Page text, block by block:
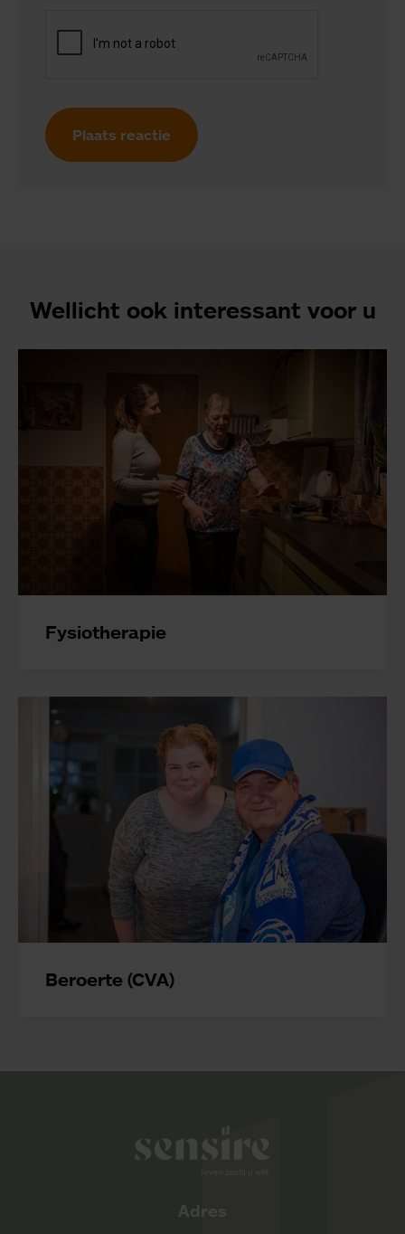
Plaats reactie
Wellicht ook interessant voor u
Fysiotherapie
Beroerte (CVA)
Adres